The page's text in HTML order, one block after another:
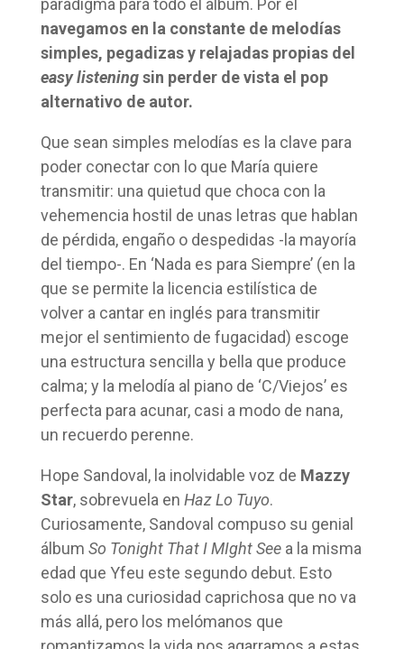
navegamos en la constante de melodías
simples, pegadizas y relajadas propias del
easy listeningsin perder de vista el pop
alternativo de autor.
Que sean simples melodías es la clave para
poder conectar con lo que María quiere
transmitir: una quietud que choca con la
vehemencia hostil de unas letras que hablan
de pérdida, engaño o despedidas -la mayoría
del tiempo-. En ‘Nada es para Siempre’ (en la
que se permite la licencia estilística de
volver a cantar en inglés para transmitir
mejor el sentimiento de fugacidad) escoge
una estructura sencilla y bella que produce
calma; y la melodía al piano de ‘C/Viejos’ es
perfecta para acunar, casi a modo de nana,
un recuerdo perenne.
Hope Sandoval, la inolvidable voz de Mazzy
Star, sobrevuela en Haz Lo Tuyo.
Curiosamente, Sandoval compuso su genial
álbum So Tonight That I MIght Seea la misma
edad que Yfeu este segundo debut. Esto
solo es una curiosidad caprichosa que no va
más allá, pero los melómanos que